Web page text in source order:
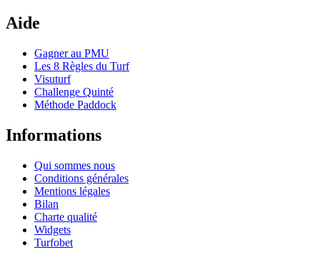
Aide
Gagner au PMU
Les 8 Règles du Turf
Visuturf
Challenge Quinté
Méthode Paddock
Informations
Qui sommes nous
Conditions générales
Mentions légales
Bilan
Charte qualité
Widgets
Turfobet